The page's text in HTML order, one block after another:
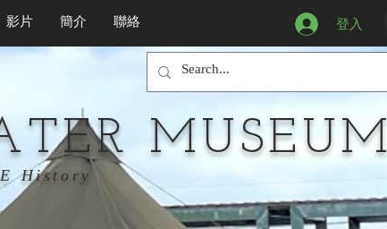
影片 簡介 聯絡 登入
MUSEUM
History